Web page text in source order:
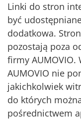
Linki do stron
być
dodatkowa.
pozostają poza
firmy AUMOVIO.
AUMOVIO nie
jakichkolwiek
do których
pośrednictwem